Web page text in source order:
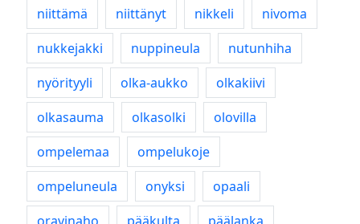
niittämä
niittänyt nikkeli
nivoma
nukkejakki
nuppineula
nutunhiha
nyörityyli
olka-aukko
olkakiivi
olkasauma
olkasolki
olovilla
ompelemaa
ompelukoje
ompeluneula
onyksi
opaali